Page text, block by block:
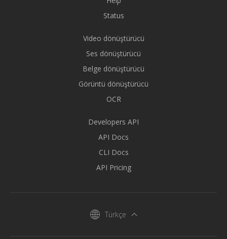
Status
Video dönüştürücü
Ses dönüştürücü
Belge dönüştürücü
Görüntü dönüştürücü
OCR
Developers API
API Docs
CLI Docs
API Pricing
Türkçe